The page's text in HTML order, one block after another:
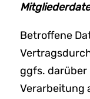
ggfs. darüber
Verarbeitung